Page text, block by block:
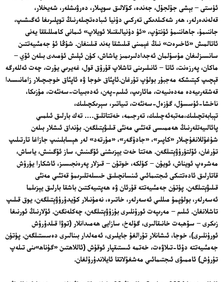
ئۈستى – بېشى جۇلجۇل، جەندە، كۇلالىق سوپىلار، دەرۋىشلەر، شەيخلار،
قەلەندەرلەر، ھەر شەكىلدىكى تەركىي دۇنيا ئىبادەتچىلەرنىڭ توپلىرىغا ئەگىشىپ،
جاننىمۇ، جاھاننىمۇ ئۇنتۇپ، «ئۇ دۇنيالىقنىلا ئويلاپ» ئىمانى كامىللىققا يەنى
ئاتالمىش «ئاخىرەت» نىڭ غېمىنى قىلىشقا بەند قىلىنغان. شۇڭا ئۇ جەمئىيەتتىن
سانسىزلىغان مۇسۇلمان ئەجدادلىرىمىز ياشاش، كۈن ئېلىش ئۈمىدى بىلەن ئۆي –
ماكان، پەرزەنت، ئاتا – ئانىلىرىنى تاشلاپ قۇرۇق قول، غەيرىي يۇرت، چەت ئەللەرگە
قېچىپ كېتىشكە مەجبۇر بولۇپ تۇرغان.ئاپئاق خوجا ۋە ئاپئاق خوجىچىلار زامانىسىدا
قەشقەرىيەدە مەدەنىيەت، مائارىپ، ئىلىم-پەن، ئەدەبىيات-سەنئەت، مۇزىكا،
ناخشا-ئۇسسۇل، گۈزەل-سەنئەت، تىياتىر، سېرىكچىلىك،
تېبابەتچىلىك،مەتبەئەچىلىك، تەرجىمە، خەتتاتلىق…. تەك بارلىق ئىلمىي
پائالىيەتلەرنىڭ ھەممىسى قەتئىي مەنئى قىلىۋېتىلگەن. بۇنداق ئىشلار بىلەن
شۇغۇللانغۇچىلار «كاپىر»، «جادۇگەر»، «مۇرتەد» لەر ھېسابلىنىپ جازاغا تارتىلىپ
تۇرغان، ئۆلتۈرۈۋېتىلگەن. ھەتتا خەت يېزىشنى ئۆگىنىش، ساز ئۆگىنىش، ياساش،
مەشرەپ ئويناش، ئويۇن – كۈلكە، خوتۇن – قىزلار پەرەنجىسىز، ئاشكارا يۈرۈش
قاتارلىق ئادەتتىكى ئىجتىمائىي ئىنسانچىلىق خىسلەتلىرىمۇ قەتئىي مەنئى
قىلىۋېتىلگەن. پۈتۈن جەمئىيەتتە قۇرئان ۋە ھەپتىيەكتىن باشقا بارلىق يېزىلما
ئەسەرلەر، بولۇپمۇ مىللىي ئەسەرلەر، خاتىرە، نەمۇنىلار كۆيدۈرۈۋېتىلگەن، يوق قىلىپ
تاشلانغان. ئىلىم – مەرىپەت ئورۇنلىرى بۇزۇۋېتىلگەن، چەكلەنگەن. ئۇلارنىڭ ئورنىغا
زىكرى – سۆھبەت خانىقالىرى، گۈلەخ، سازايى ھەمىدانلار (توۋا قىلدۇرۇش
ئورۇنلىرى)، خوجا، ئىشانلار تۇرالغۇ جايلىرى، ئەمەلدار بىنالىرى دەسستىلگەن. پۈتۈن
جەمئىيەتتە دۇئا-تىلاۋەت، خەتمە ئىستىقپار ئوقۇش (ئاللاھتىن «گۇناھ»ىنى تىلەپ
تۇرۇش) ئاممىۋى ئىجتىمائىي مەشغۇلاتقا ئايلاندۇرۇلغان.